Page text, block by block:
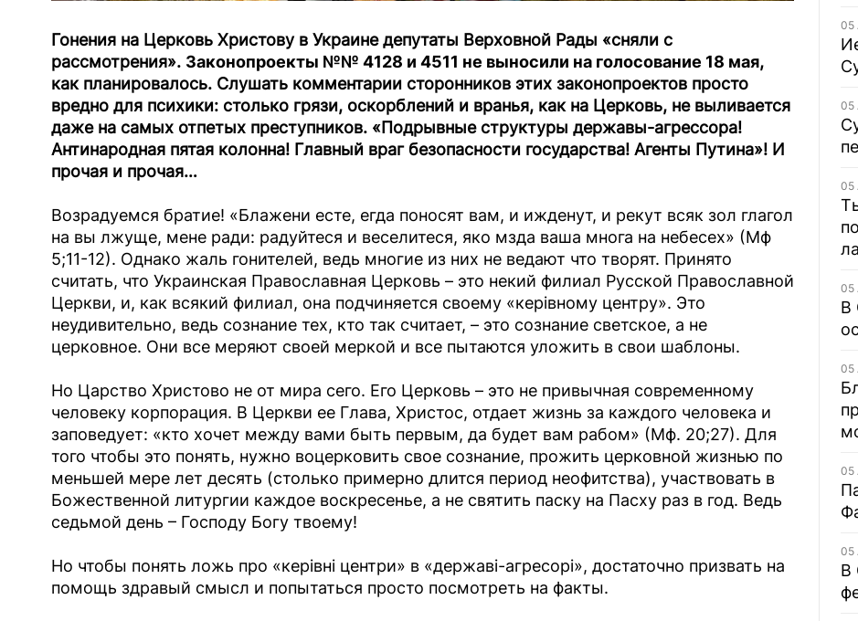
Гонения на Церковь Христову в Украине депутаты Верховной Рады «сняли с
рассмотрения». Законопроекты №№ 4128 и 4511 не выносили на голосование 18 мая,
как планировалось. Слушать комментарии сторонников этих законопроектов просто
вредно для психики: столько грязи, оскорблений и вранья, как на Церковь, не выливается
даже на самых отпетых преступников. «Подрывные структуры державы-агрессора!
Антинародная пятая колонна! Главный враг безопасности государства! Агенты Путина»! И
прочая и прочая…
Возрадуемся братие! «Блажени есте, егда поносят вам, и ижденут, и рекут всяк зол глагол
на вы лжуще, мене ради: радуйтеся и веселитеся, яко мзда ваша многа на небесех» (Мф
5;11-12). Однако жаль гонителей, ведь многие из них не ведают что творят. Принято
считать, что Украинская Православная Церковь – это некий филиал Русской Православной
Церкви, и, как всякий филиал, она подчиняется своему «керівному центру». Это
неудивительно, ведь сознание тех, кто так считает, – это сознание светское, а не
церковное. Они все меряют своей меркой и все пытаются уложить в свои шаблоны.
Но Царство Христово не от мира сего. Его Церковь – это не привычная современному
человеку корпорация. В Церкви ее Глава, Христос, отдает жизнь за каждого человека и
заповедует: «кто хочет между вами быть первым, да будет вам рабом» (Мф. 20;27). Для
того чтобы это понять, нужно воцерковить свое сознание, прожить церковной жизнью по
меньшей мере лет десять (столько примерно длится период неофитства), участвовать в
Божественной литургии каждое воскресенье, а не святить паску на Пасху раз в год. Ведь
седьмой день – Господу Богу твоему!
Но чтобы понять ложь про «керівні центри» в «державі-агресорі», достаточно призвать на
помощь здравый смысл и попытаться просто посмотреть на факты.
05
05
05
05
В
05
05
05
В